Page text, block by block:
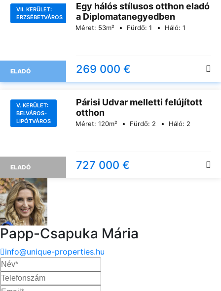
VII. KERÜLET:
ERZSÉBETVÁROS
ELADÓ
Egy hálós stílusos otthon eladó
a Diplomatanegyedben
Méret: 53m² Fürdő: 1 Háló: 1
269 000 €
V. KERÜLET:
BELVÁROS-
LIPÓTVÁROS
ELADÓ
Párisi Udvar melletti felújított
otthon
Méret: 120m² Fürdő: 2 Háló: 2
727 000 €
Papp-Csapuka Mária
info@unique-properties.hu